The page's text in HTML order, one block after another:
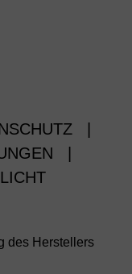
des Herstellers